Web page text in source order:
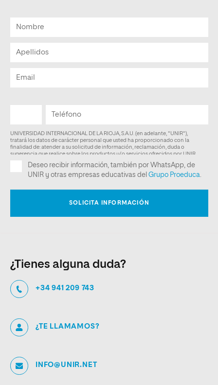
¿Tienes alguna duda?
+34 941 209 743
¿TE LLAMAMOS?
INFO@UNIR.NET